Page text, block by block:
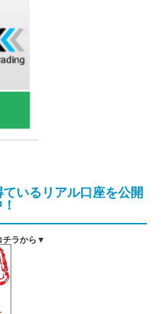
いるリアル口座を公開
チラから▼